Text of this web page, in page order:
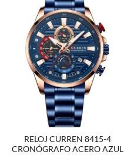
RELOJ CURREN 8415-4
CRONÓGRAFO ACERO AZUL